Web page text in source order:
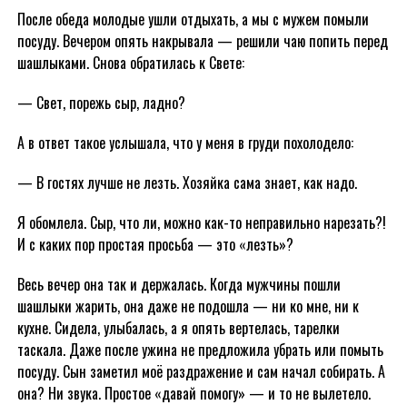
После обеда молодые ушли отдыхать, а мы с мужем помыли
посуду. Вечером опять накрывала — решили чаю попить перед
шашлыками. Снова обратилась к Свете:
— Свет, порежь сыр, ладно?
А в ответ такое услышала, что у меня в груди похолодело:
— В гостях лучше не лезть. Хозяйка сама знает, как надо.
Я обомлела. Сыр, что ли, можно как-то неправильно нарезать?!
И с каких пор простая просьба — это «лезть»?
Весь вечер она так и держалась. Когда мужчины пошли
шашлыки жарить, она даже не подошла — ни ко мне, ни к
кухне. Сидела, улыбалась, а я опять вертелась, тарелки
таскала. Даже после ужина не предложила убрать или помыть
посуду. Сын заметил моё раздражение и сам начал собирать. А
она? Ни звука. Простое «давай помогу» — и то не вылетело.